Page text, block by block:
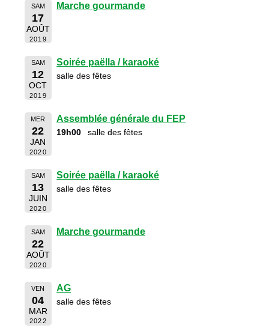
SAM
17
AOÛT
2019
Marche gourmande
SAM
12
OCT
2019
Soirée paëlla / karaoké
salle des fêtes
MER
22
JAN
2020
Assemblée générale du FEP
19h00 salle des fêtes
SAM
13
JUIN
2020
Soirée paëlla / karaoké
salle des fêtes
SAM
22
AOÛT
2020
Marche gourmande
VEN
04
MAR
2022
AG
salle des fêtes